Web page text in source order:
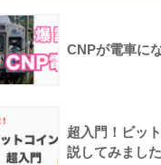
CNPが電車に
超入門！ビッ
説してみました